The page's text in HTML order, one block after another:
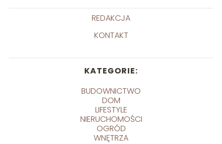
REDAKCJA
KONTAKT
KATEGORIE:
BUDOWNICTWO
DOM
LIFESTYLE
NIERUCHOMOŚCI
OGRÓD
WNĘTRZA